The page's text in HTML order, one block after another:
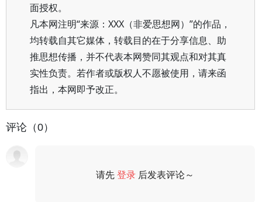
面授权。
凡本网注明“来源：XXX（非爱思想网）”的作品，
均转载自其它媒体，转载目的在于分享信息、助
推思想传播，并不代表本网赞同其观点和对其真
实性负责。若作者或版权人不愿被使用，请来函
指出，本网即予改正。
评论（0）
请先登录 后发表评论～